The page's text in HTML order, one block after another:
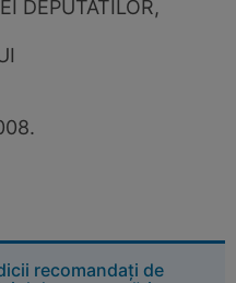
DEPUTATILOR,
recomandați de